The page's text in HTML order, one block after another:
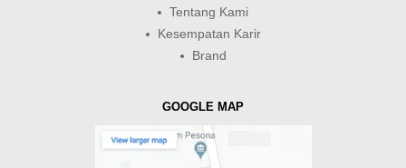
Tentang Kami
Kesempatan Karir
Brand
GOOGLE MAP